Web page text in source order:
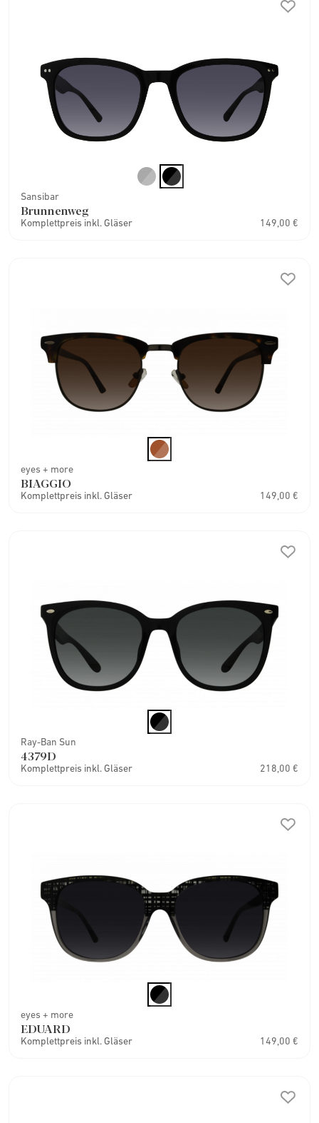
Sansibar
Brunnenweg
Komplettpreis inkl. Gläser 149,00 €
eyes + more
BIAGGIO
Komplettpreis inkl. Gläser 149,00 €
Ray-Ban Sun
4379D
Komplettpreis inkl. Gläser 218,00 €
eyes + more
EDUARD
Komplettpreis inkl. Gläser 149,00 €